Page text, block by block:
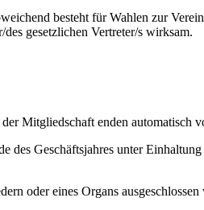
besteht für Wahlen zur
gesetzlichen Vertreter/s wirksam.
Mitgliedschaft enden automatisch
des Geschäftsjahres unter
oder eines Organs ausgeschlossen